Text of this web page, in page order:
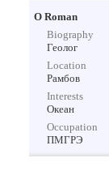
О Roman
Biography
Геолог
Location
Рамбов
Interests
Океан
Occupation
ПМГРЭ